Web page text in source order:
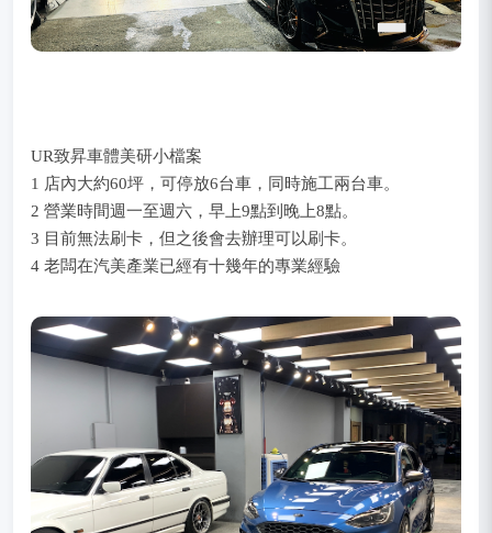
UR致昇車體美研小檔案
1 店內大約60坪，可停放6台車，同時施工兩台車。
2 營業時間週一至週六，早上9點到晚上8點。
3 目前無法刷卡，但之後會去辦理可以刷卡。
4 老闆在汽美產業已經有十幾年的專業經驗